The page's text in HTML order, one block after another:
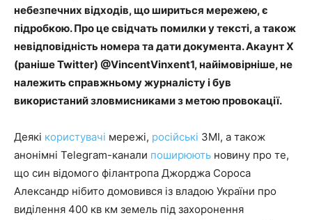
небезпечних відходів, що шириться мережею, є
підробкою. Про це свідчать помилки у тексті, а також
невідповідність номера та дати документа. Акаунт X
(раніше Twitter) @VincentVinxent1, найімовірніше, не
належить справжньому журналісту і був
використаний зловмисниками з метою провокації.
Деякі користувачі мережі, російські ЗМІ, а також
анонімні Telegram-канали поширюють новину про те,
що син відомого філантропа Джорджа Сороса
Александр нібито домовився із владою України про
виділення 400 кв км земель під захоронення